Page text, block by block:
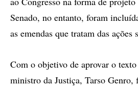
Senado, no entanto, foram
as emendas que tratam das ações
Com o objetivo de aprovar o
ministro da Justiça, Tarso Genro,